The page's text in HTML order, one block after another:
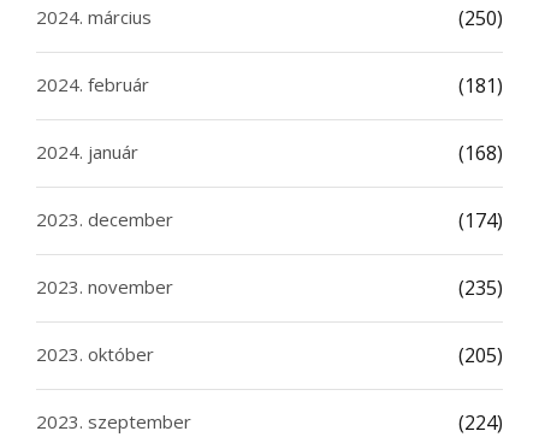
2024. március (250)
2024. február (181)
2024. január (168)
2023. december (174)
2023. november (235)
2023. október (205)
2023. szeptember (224)